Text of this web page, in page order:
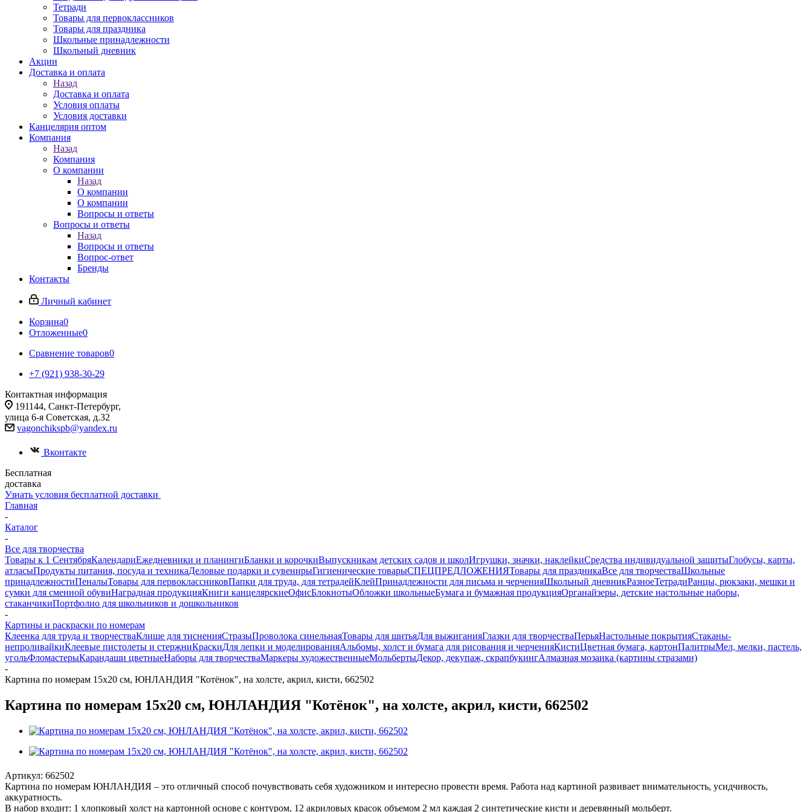
Тетради
Товары для первоклассников
Товары для праздника
Школьные принадлежности
Школьный дневник
Акции
Доставка и оплата
Назад
Доставка и оплата
Условия оплаты
Условия доставки
Канцелярия оптом
Компания
Назад
Компания
О компании
Назад
О компании
О компании
Вопросы и ответы
Вопросы и ответы
Назад
Вопросы и ответы
Вопрос-ответ
Бренды
Контакты
Личный кабинет
Корзина0
Отложенные0
Сравнение товаров0
+7 (921) 938-30-29
Контактная информация
191144, Санкт-Петербург,
улица 6-я Советская, д.32
vagonchikspb@yandex.ru
Вконтакте
Бесплатная
доставка
Узнать условия бесплатной доставки
Главная
-
Каталог
-
Все для творчества
Товары к 1 СентябряКалендариЕжедневники и планингиБланки и корочкиВыпускникам детских садов и школИгрушки, значки, наклейкиСредства индивидуальной защитыГлобусы, карты,
атласыПродукты питания, посуда и техникаДеловые подарки и сувенирыГигиенические товарыСПЕЦПРЕДЛОЖЕНИЯТовары для праздникаВсе для творчестваШкольные
принадлежностиПеналыТовары для первоклассниковПапки для труда, для тетрадейКлейПринадлежности для письма и черченияШкольный дневникРазноеТетрадиРанцы, рюкзаки, мешки и
сумки для сменной обувиНаградная продукцияКниги канцелярскиеОфисБлокнотыОбложки школьныеБумага и бумажная продукцияОрганайзеры, детские настольные наборы,
стаканчикиПортфолио для школьников и дошкольников
-
Картины и раскраски по номерам
Клеенка для труда и творчестваКлише для тисненияСтразыПроволока синельнаяТовары для шитьяДля выжиганияГлазки для творчестваПерьяНастольные покрытияСтаканы-
непроливайкиКлеевые пистолеты и стержниКраскиДля лепки и моделированияАльбомы, холст и бумага для рисования и черченияКистиЦветная бумага, картонПалитрыМел, мелки, пастель,
угольФломастерыКарандаши цветныеНаборы для творчестваМаркеры художественныеМольбертыДекор, декупаж, скрапбукингАлмазная мозаика (картины стразами)
-
Картина по номерам 15х20 см, ЮНЛАНДИЯ "Котёнок", на холсте, акрил, кисти, 662502
Картина по номерам 15х20 см, ЮНЛАНДИЯ "Котёнок", на холсте, акрил, кисти, 662502
Артикул: 662502
Картина по номерам ЮНЛАНДИЯ – это отличный способ почувствовать себя художником и интересно провести время. Работа над картиной развивает внимательность, усидчивость,
аккуратность.
В набор входит: 1 хлопковый холст на картонной основе с контуром, 12 акриловых красок объемом 2 мл каждая 2 синтетические кисти и деревянный мольберт.